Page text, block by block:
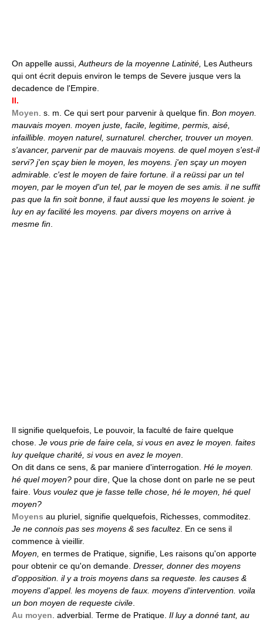
On appelle aussi, Autheurs de la moyenne Latinité, Les Autheurs
qui ont écrit depuis environ le temps de Severe jusque vers la
decadence de l'Empire.
II.
Moyen . s. m. Ce qui sert pour parvenir à quelque fin. Bon moyen.
mauvais moyen. moyen juste, facile, legitime, permis, aisé,
infaillible. moyen naturel, surnaturel. chercher, trouver un moyen.
s'avancer, parvenir par de mauvais moyens. de quel moyen s'est-il
servi? j'en sçay bien le moyen, les moyens. j'en sçay un moyen
admirable. c'est le moyen de faire fortune. il a reüssi par un tel
moyen, par le moyen d'un tel, par le moyen de ses amis. il ne suffit
pas que la fin soit bonne, il faut aussi que les moyens le soient. je
luy en ay facilité les moyens. par divers moyens on arrive à
mesme fin
Il signifie quelquefois, Le pouvoir, la faculté de faire quelque
chose. Je vous prie de faire cela, si vous en avez le moyen. faites
luy quelque charité, si vous en avez le moyen
On dit dans ce sens, & par maniere d'interrogation. Hé le moyen.
hé quel moyen? pour dire, Que la chose dont on parle ne se peut
faire. Vous voulez que je fasse telle chose, hé le moyen, hé quel
moyen?
Moyens au pluriel, signifie quelquefois, Richesses, commoditez.
Je ne connois pas ses moyens & ses facultez . En ce sens il
commence à vieillir.
Moyen, en termes de Pratique, signifie, Les raisons qu'on apporte
pour obtenir ce qu'on demande. Dresser, donner des moyens
d'opposition. il y a trois moyens dans sa requeste. les causes &
moyens d'appel. les moyens de faux. moyens d'intervention. voila
un bon moyen de requeste civile
Au moyen . adverbial. Terme de Pratique. Il luy a donné tant, au